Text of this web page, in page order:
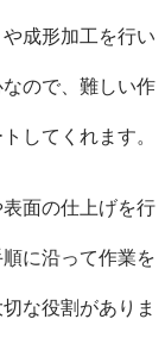
成形加工を行い
ので、難しい作
してくれます。
面の仕上げを行
に沿って作業を
な役割がありま